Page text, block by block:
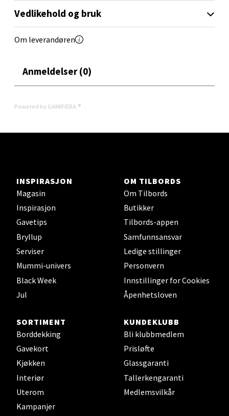
Vedlikehold og bruk
Om leverandøren
Anmeldelser (0)
Powered by GAMIFIERA.®
INSPIRASJON
Magasin
Inspirasjon
Gavetips
Bryllup
Serviser
Mummi-univers
Black Week
Jul
OM TILBORDS
Om Tilbords
Butikker
Tilbords-appen
Samfunnsansvar
Ledige stillinger
Personvern
Innstillinger for Cookies
Åpenhetsloven
SORTIMENT
Borddekking
Gavekort
Kjøkken
Interiør
Uterom
Kampanjer
KUNDEKLUBB
Bli klubbmedlem
Prisløfte
Glassgaranti
Tallerkengaranti
Medlemsvilkår
Lillemarkens markensgate 25B, 4611 Kristiansand
Oslo - Linderud
0 i butikk
Bryne/Jæren - M44
Jupiterveien 2, 4340 Bryne
Velg
Stavanger og Sandnes - Thon
Senter Madla